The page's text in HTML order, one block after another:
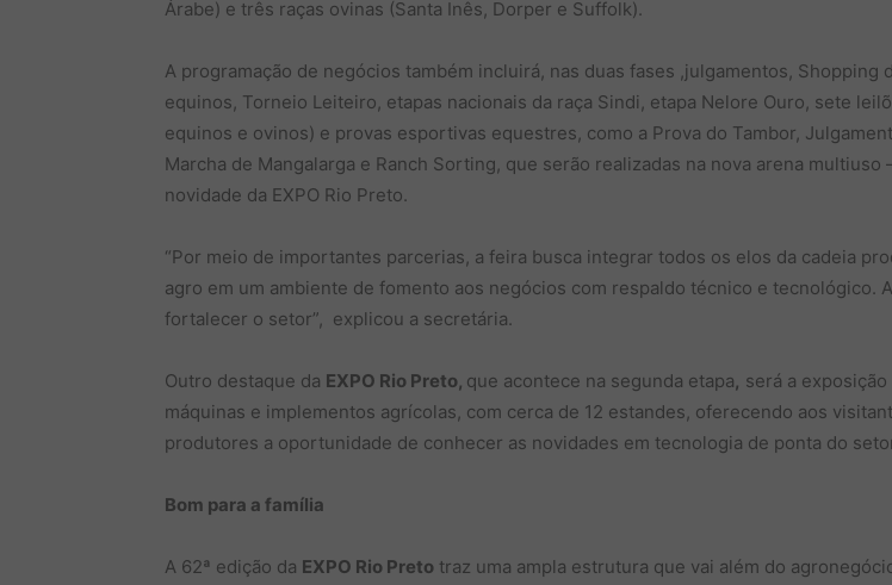
Árabe) e três raças ovinas (Santa Inês, Dorper e Suffolk).
A programação de negócios também incluirá, nas duas fases ,julgamentos, Shopping
equinos, Torneio Leiteiro, etapas nacionais da raça Sindi, etapa Nelore Ouro, sete
equinos e ovinos) e provas esportivas equestres, como a Prova do Tambor,
Marcha de Mangalarga e Ranch Sorting, que serão realizadas na nova arena multiuso
novidade da EXPO Rio Preto.
“Por meio de importantes parcerias, a feira busca integrar todos os elos da cadeia
agro em um ambiente de fomento aos negócios com respaldo técnico e tecnológico.
fortalecer o setor”, explicou a secretária.
Outro destaque da EXPO Rio Preto, que acontece na segunda etapa, será a exposição
máquinas e implementos agrícolas, com cerca de 12 estandes, oferecendo aos
produtores a oportunidade de conhecer as novidades em tecnologia de ponta do
Bom para a família
A 62ª edição da EXPO Rio Preto traz uma ampla estrutura que vai além do